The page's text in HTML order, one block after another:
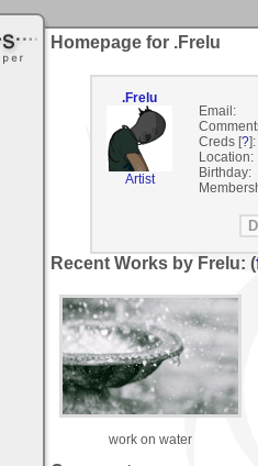
Homepage for .Frelu
.Frelu
Artist
Email:
Creds [?]:
Location:
Birthday:
Recent Works by Frelu: (
work on water